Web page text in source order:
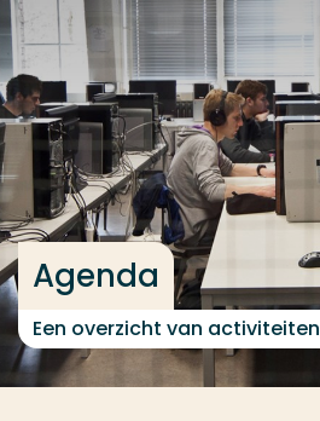
Ga direct naar de content
... > Agenda
Agenda
Een overzicht van activiteiten
Veel gezocht
Opleiding